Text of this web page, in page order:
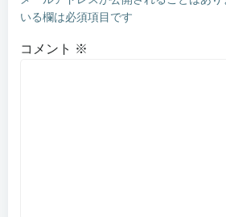
いる欄は必須項目です
コメント ※